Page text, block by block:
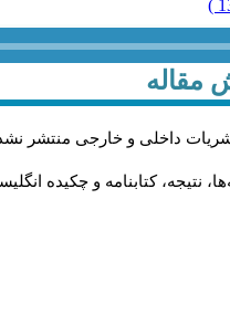
مقاله
داخلی و خارجی منتشر
کتابنامه و چکیده